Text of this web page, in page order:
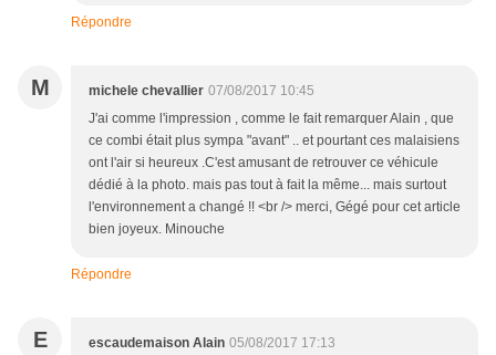
Répondre
M michele chevallier 07/08/2017 10:45
J'ai comme l'impression , comme le fait remarquer Alain , que
ce combi était plus sympa "avant" .. et pourtant ces malaisiens
ont l'air si heureux .C'est amusant de retrouver ce véhicule
dédié à la photo. mais pas tout à fait la même... mais surtout
l'environnement a changé !! <br /> merci, Gégé pour cet article
bien joyeux. Minouche
Répondre
E escaudemaison Alain 05/08/2017 17:13